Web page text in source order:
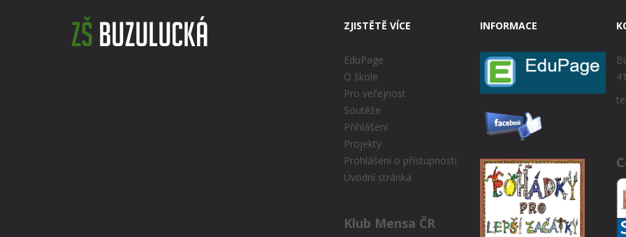
ZJISTĚTĚ VÍCE
EduPage
O škole
Pro veřejnost
Soutěže
Přihlášení
Projekty
Prohlášení o přístupnosti
Úvodní stránka
Klub Mensa ČR
INFORMACE